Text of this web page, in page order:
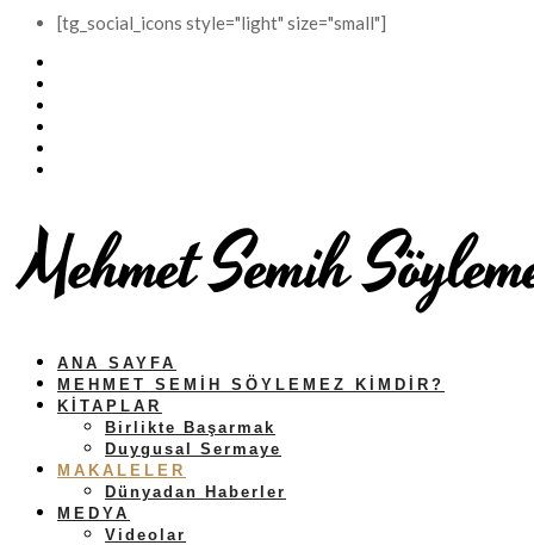
[tg_social_icons style="light" size="small"]
ANA SAYFA
MEHMET SEMIH SÖYLEMEZ KIMDIR?
KITAPLAR
Birlikte Başarmak
Duygusal Sermaye
MAKALELER
Dünyadan Haberler
MEDYA
Videolar